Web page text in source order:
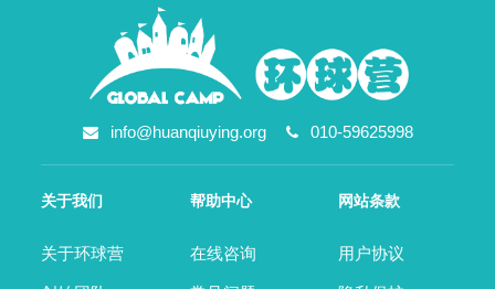
info@huanqiuying.org 010-59625998
关于我们
关于环球营
帮助中心
在线咨询
网站条款
用户协议